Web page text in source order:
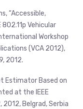
“Accessible,
Vehicular
Workshop
(VCA 2012),
2012.
Estimator Based on
at the IEEE
2012, Belgrad, Serbia